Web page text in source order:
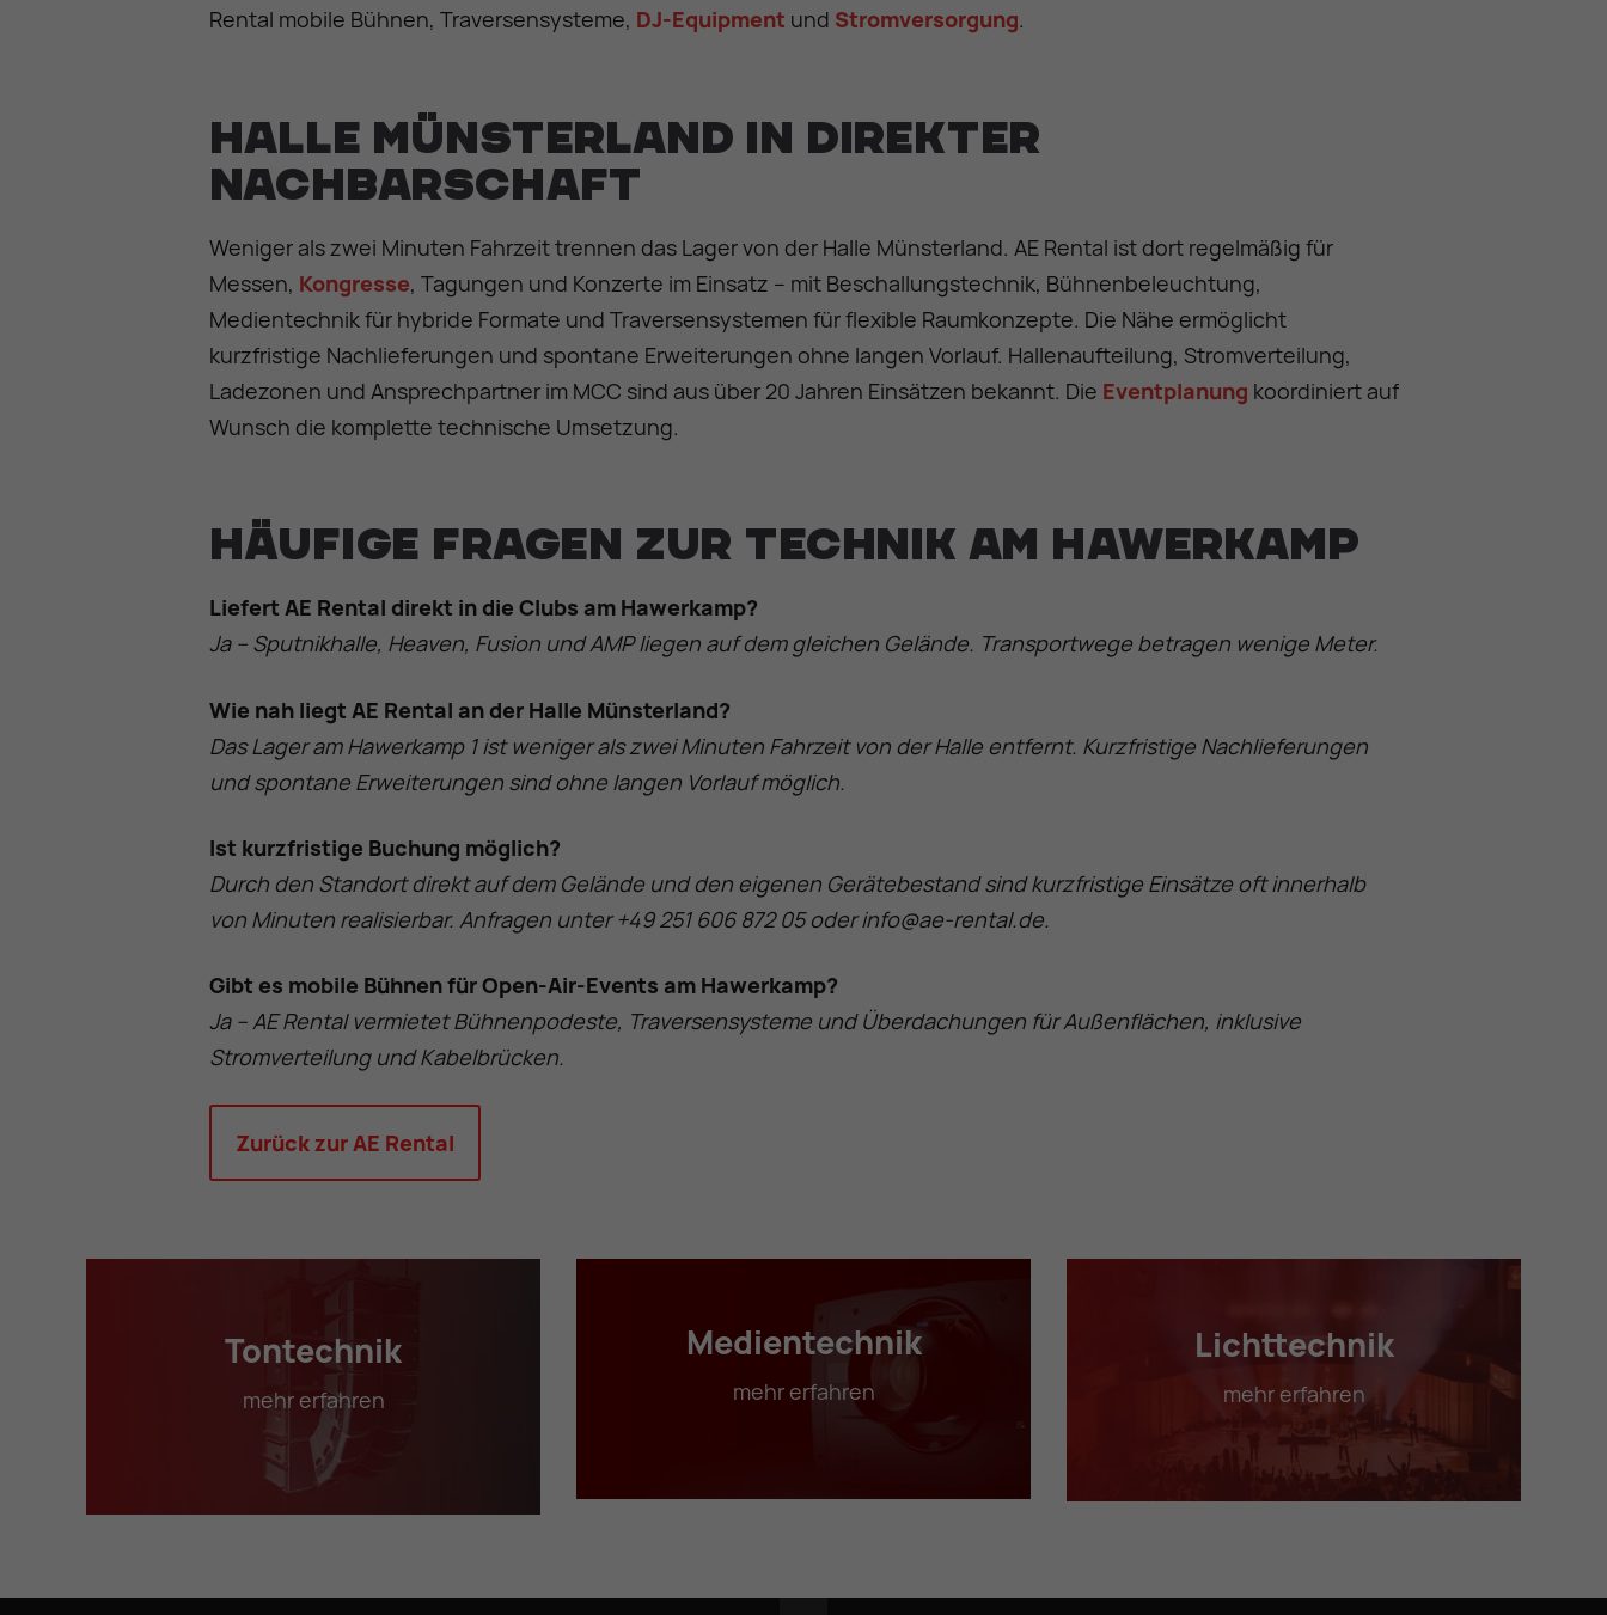
Rental mobile Bühnen, Traversensysteme, DJ-Equipment und Stromversorgung.
Halle Münsterland in direkter
Nachbarschaft
Weniger als zwei Minuten Fahrzeit trennen das Lager von der Halle Münsterland. AE Rental ist dort regelmäßig für
Messen, Kongresse, Tagungen und Konzerte im Einsatz – mit Beschallungstechnik, Bühnenbeleuchtung,
Medientechnik für hybride Formate und Traversensystemen für flexible Raumkonzepte. Die Nähe ermöglicht
kurzfristige Nachlieferungen und spontane Erweiterungen ohne langen Vorlauf. Hallenaufteilung, Stromverteilung,
Ladezonen und Ansprechpartner im MCC sind aus über 20 Jahren Einsätzen bekannt. Die Eventplanung koordiniert auf
Wunsch die komplette technische Umsetzung.
Häufige Fragen zur Technik am Hawerkamp
Liefert AE Rental direkt in die Clubs am Hawerkamp?
Ja – Sputnikhalle, Heaven, Fusion und AMP liegen auf dem gleichen Gelände. Transportwege betragen wenige Meter.
Wie nah liegt AE Rental an der Halle Münsterland?
Das Lager am Hawerkamp 1 ist weniger als zwei Minuten Fahrzeit von der Halle entfernt. Kurzfristige Nachlieferungen
und spontane Erweiterungen sind ohne langen Vorlauf möglich.
Ist kurzfristige Buchung möglich?
Durch den Standort direkt auf dem Gelände und den eigenen Gerätebestand sind kurzfristige Einsätze oft innerhalb
von Minuten realisierbar. Anfragen unter +49 251 606 872 05 oder info@ae-rental.de.
Gibt es mobile Bühnen für Open-Air-Events am Hawerkamp?
Ja – AE Rental vermietet Bühnenpodeste, Traversensysteme und Überdachungen für Außenflächen, inklusive
Stromverteilung und Kabelbrücken.
Zurück zur AE Rental
Tontechnik
mehr erfahren
Medientechnik
mehr erfahren
Lichttechnik
mehr erfahren